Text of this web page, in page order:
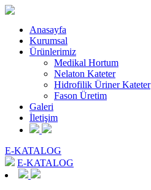
Anasayfa
Kurumsal
Ürünlerimiz
Medikal Hortum
Nelaton Kateter
Hidrofilik Üriner Kateter
Fason Üretim
Galeri
İletişim
E-KATALOG
E-KATALOG